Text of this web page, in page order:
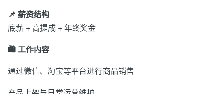
📌 薪资结构
底薪 + 高提成 + 年终奖金
🛍 工作内容
通过微信、淘宝等平台进行商品销售